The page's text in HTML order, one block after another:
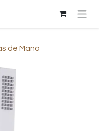
de Mano